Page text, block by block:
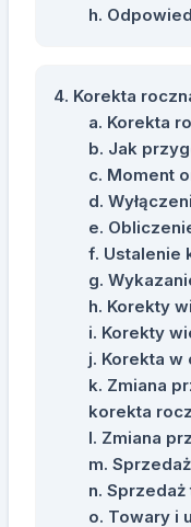
Korekta
Korekta
Jak
Moment
Ustalenie
Korekty
Korekty
Korekta w
Zmiana
korekta
Zmiana
Sprzedaż
Towary i